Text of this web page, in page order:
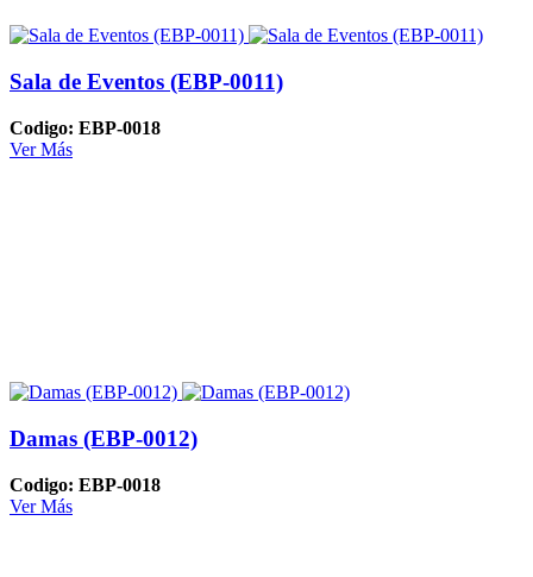
Sala de Eventos (EBP-0011)
Codigo: EBP-0018
Ver Más
Damas (EBP-0012)
Codigo: EBP-0018
Ver Más